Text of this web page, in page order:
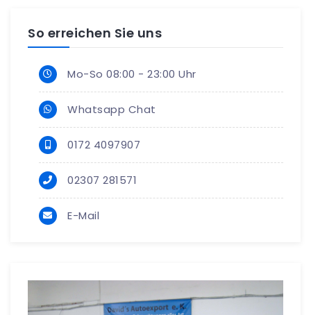
So erreichen Sie uns
Mo-So 08:00 - 23:00 Uhr
Whatsapp Chat
0172 4097907
02307 281571
E-Mail